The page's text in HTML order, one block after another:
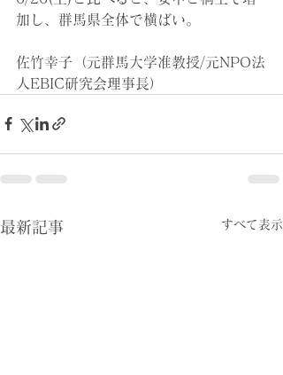
加し、群馬県全体で横ばい。
佐竹幸子（元群馬大学准教授/元NPO法
人EBIC研究会理事長）
最新記事 すべて表示